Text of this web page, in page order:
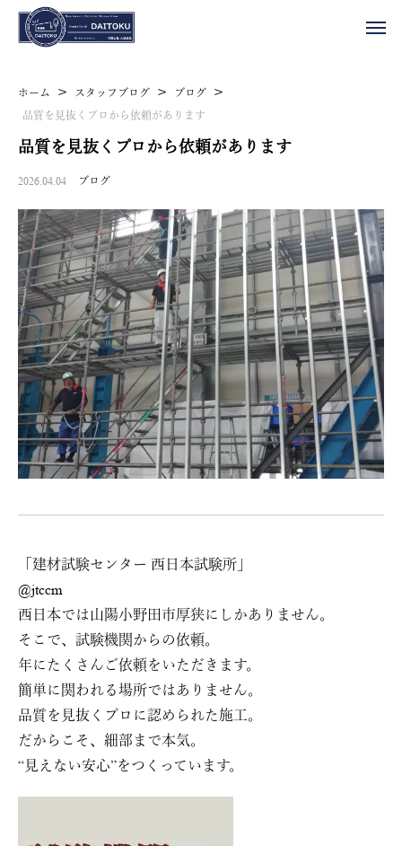
ホーム > スタッフブログ > ブログ >
品質を見抜くプロから依頼があります
品質を見抜くプロから依頼があります
2026.04.04 ブログ
「建材試験センター 西日本試験所」
@jtccm
西日本では山陽小野田市厚狭にしかありません。
そこで、試験機関からの依頼。
年にたくさんご依頼をいただきます。
簡単に関われる場所ではありません。
品質を見抜くプロに認められた施工。
だからこそ、細部まで本気。
“見えない安心”をつくっています。